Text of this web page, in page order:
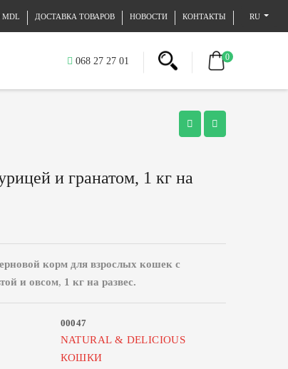
ДОСТАВКА ТОВАРОВ НОВОСТИ КОНТАКТЫ RU
068 27 27 01 0
и гранатом, 1 кг на
корм для взрослых кошек с
и овсом, 1 кг на развес.
00047
NATURAL & DELICIOUS
КОШКИ